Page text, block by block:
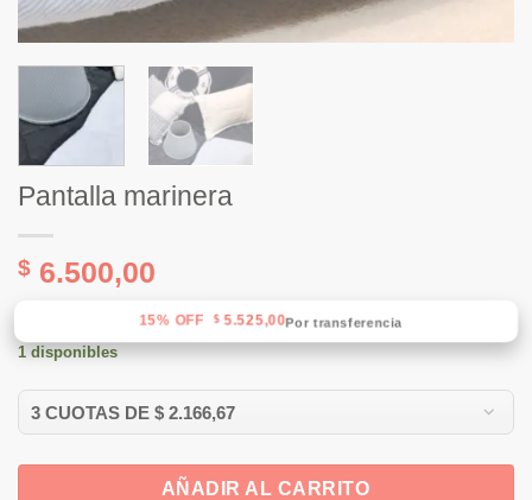
Pantalla marinera
$ 6.500,00
15% OFF $5.525,00Por transferencia
1 disponibles
AÑADIR AL CARRITO